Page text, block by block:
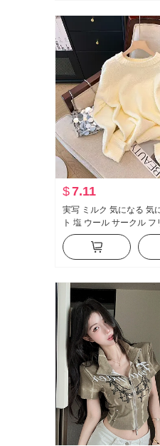
$7.11
実写 ミルク 気になる 気
ト 塩 ウール サークル フ
ソフト もちもち ルーズ
ター女 秋冬 厚手 ルーズ